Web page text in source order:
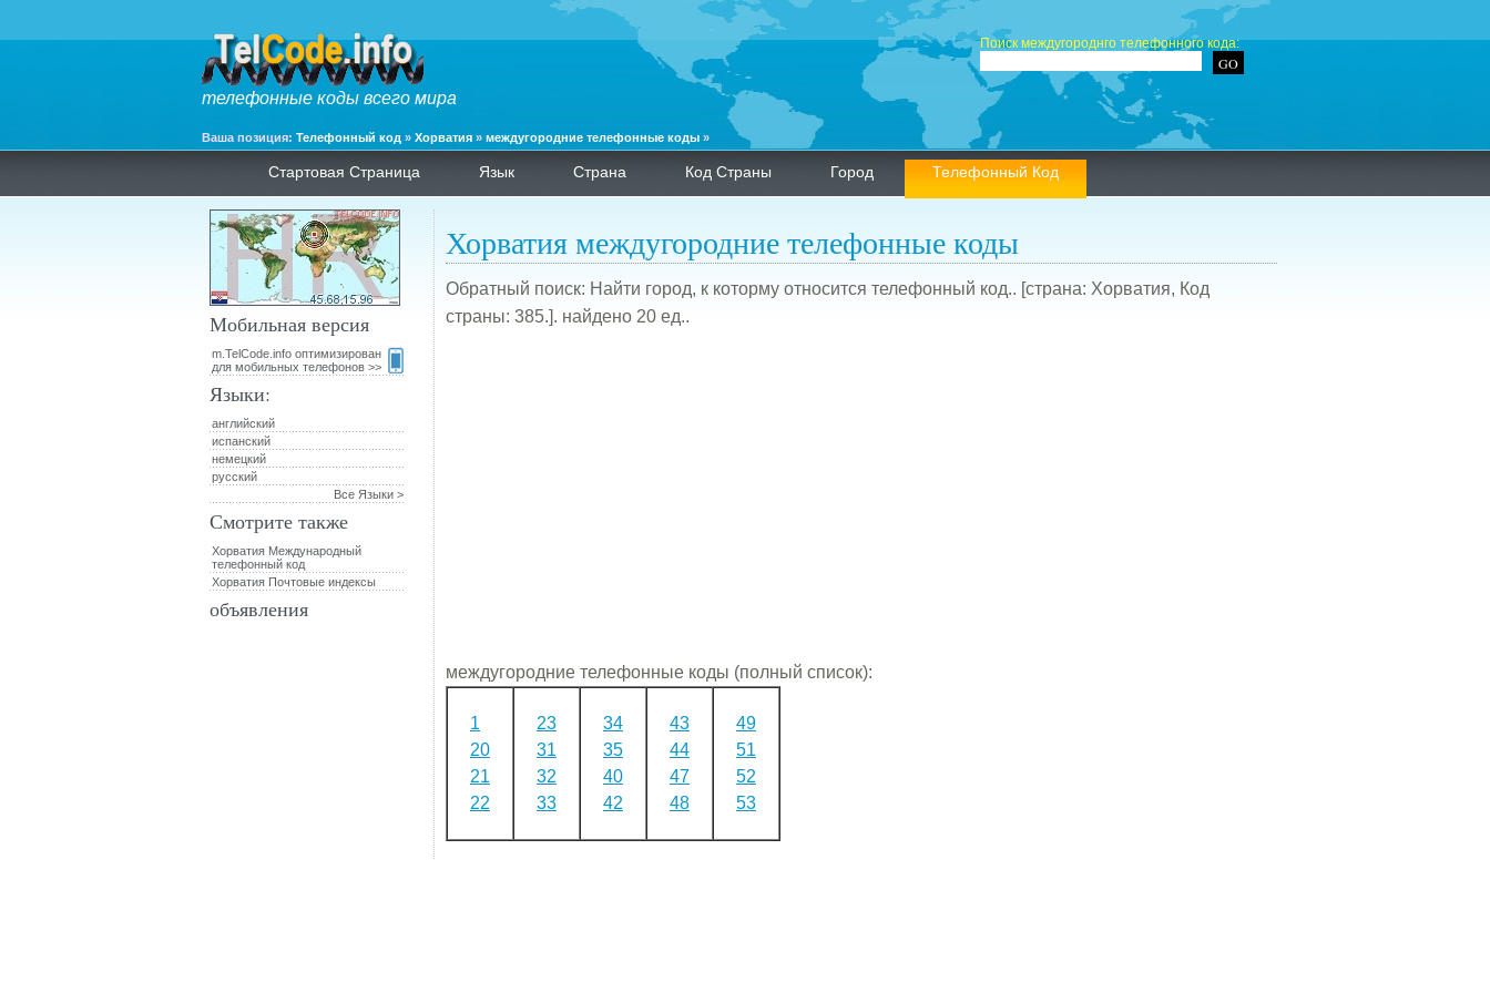
телефонные коды всего мира
Ваша позиция: Телефонный код » Хорватия » междугородние телефонные коды »
Поиск междугороднго телефонного кода:
Стартовая Страница Язык Страна Код Страны Город Телефонный Код
Хорватия междугородние телефонные коды
Обратный поиск: Найти город, к которму относится телефонный код.. [страна: Хорватия, Код
страны: 385.]. найдено 20 ед..
междугородние телефонные коды (полный список):
1
20
21
22
23
31
32
33
34
35
40
42
43
44
47
48
49
51
52
53
Мобильная версия
m.TelCode.info оптимизирован
для мобильных телефонов >>
Языки:
английский
испанский
немецкий
русский
Все Языки >
Смотрите также
Хорватия Международный
телефонный код
Хорватия Почтовые индексы
объявления